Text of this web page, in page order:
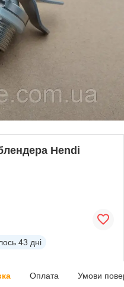
Hendi
43 дні
Оплата Умови